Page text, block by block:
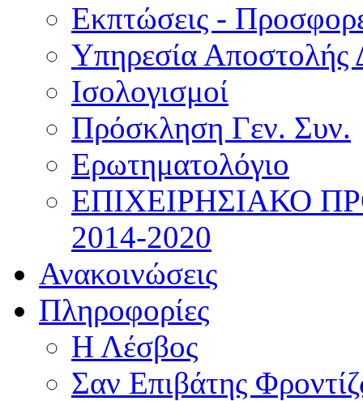
Εκπτώσεις -
Υπηρεσία Αποστολής
Ισολογισμοί
Πρόσκληση Γεν. Συν.
Ερωτηματολόγιο
ΕΠΙΧΕΙΡΗΣΙΑΚΟ
2014-2020
Ανακοινώσεις
Πληροφορίες
Η Λέσβος
Σαν Επιβάτης